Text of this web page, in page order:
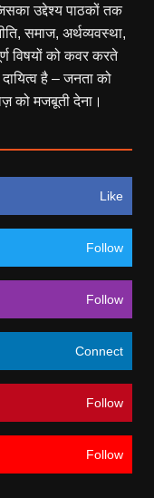
उद्देश्य पाठकों तक
समाज, अर्थव्यवस्था,
विषयों को कवर करते
है – जनता को
को मजबूती देना।
Like
Follow
Follow
Connect
Follow
Follow